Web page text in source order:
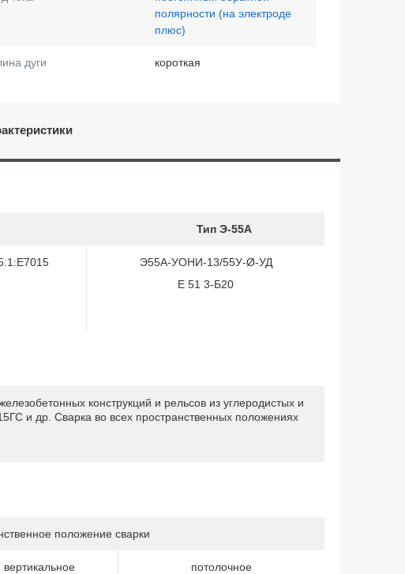
полярности (на электроде
плюс)
дуги короткая
Тип Э-55А
Э55А-УОНИ-13/55У-Ø-УД
Е 51 3-Б20
конструкций и рельсов из углеродистых и
и др. Сварка во всех пространственных положениях
положение сварки
вертикальное потолочное